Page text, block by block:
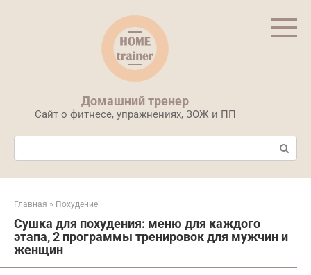
Домашний тренер
Сайт о фитнесе, упражнениях, ЗОЖ и ПП
Поиск:
Главная » Похудение
Сушка для похудения: меню для каждого
этапа, 2 программы тренировок для мужчин и
женщин